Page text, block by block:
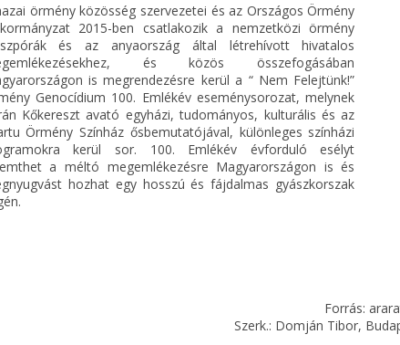
örmény közösség szervezetei és az Országos Örmény
2015-ben csatlakozik a nemzetközi örmény
és az anyaország által létrehívott hivatalos
és közös összefogásában
is megrendezésre kerül a “ Nem Felejtünk!”
Genocídium 100. Emlékév eseménysorozat, melynek
Kőkereszt avató egyházi, tudományos, kulturális és az
Örmény Színház ősbemutatójával, különleges színházi
kerül sor. 100. Emlékév évforduló esélyt
a méltó megemlékezésre Magyarországon is és
hozhat egy hosszú és fájdalmas gyászkorszak
Forrás:
Szerk.: Domján Tibor,